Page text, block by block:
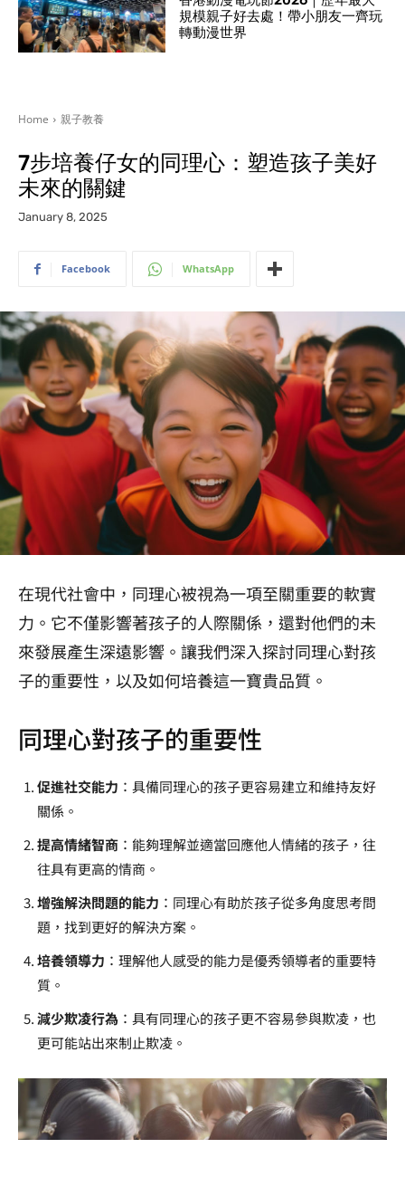
規模親子好去處！帶小朋友一齊玩
轉動漫世界